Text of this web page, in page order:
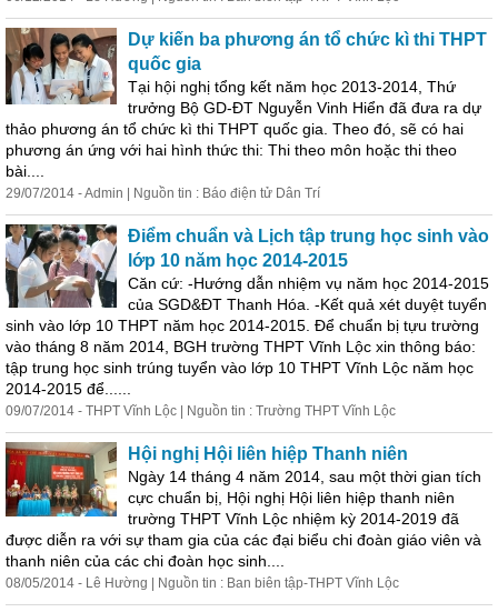
Dự kiến ba phương án tổ chức kì thi THPT
quốc gia
Tại hội nghị tổng kết năm học 2013-2014, Thứ
trưởng Bộ GD-ĐT Nguyễn Vinh Hiển đã đưa ra dự
thảo phương án tổ chức kì thi THPT quốc gia. Theo đó, sẽ có hai
phương án ứng với hai hình thức thi: Thi theo môn hoặc thi theo
bài....
29/07/2014 - Admin | Nguồn tin : Báo điện tử Dân Trí
Điểm chuẩn và Lịch tập trung học sinh vào
lớp 10 năm học 2014-2015
Căn cứ: -Hướng dẫn nhiệm vụ năm học 2014-2015
của SGD&ĐT Thanh Hóa. -Kết quả xét duyệt tuyển
sinh vào lớp 10 THPT năm học 2014-2015. Để chuẩn bị tựu trường
vào tháng 8 năm 2014, BGH trường THPT Vĩnh Lộc xin thông báo:
tập trung học sinh trúng tuyển vào lớp 10 THPT Vĩnh Lộc năm học
2014-2015 để......
09/07/2014 - THPT Vĩnh Lộc | Nguồn tin : Trường THPT Vĩnh Lộc
Hội nghị Hội liên hiệp Thanh niên
Ngày 14 tháng 4 năm 2014, sau một thời gian tích
cực chuẩn bị , Hội nghị Hội liên hiệp thanh niên
trường THPT Vĩnh Lộc nhiệm kỳ 2014-2019 đã
được diễn ra với sự tham gia của các đại biểu chi đoàn giáo viên và
thanh niên của các chi đoàn học sinh....
08/05/2014 - Lê Hường | Nguồn tin : Ban biên tập-THPT Vĩnh Lộc